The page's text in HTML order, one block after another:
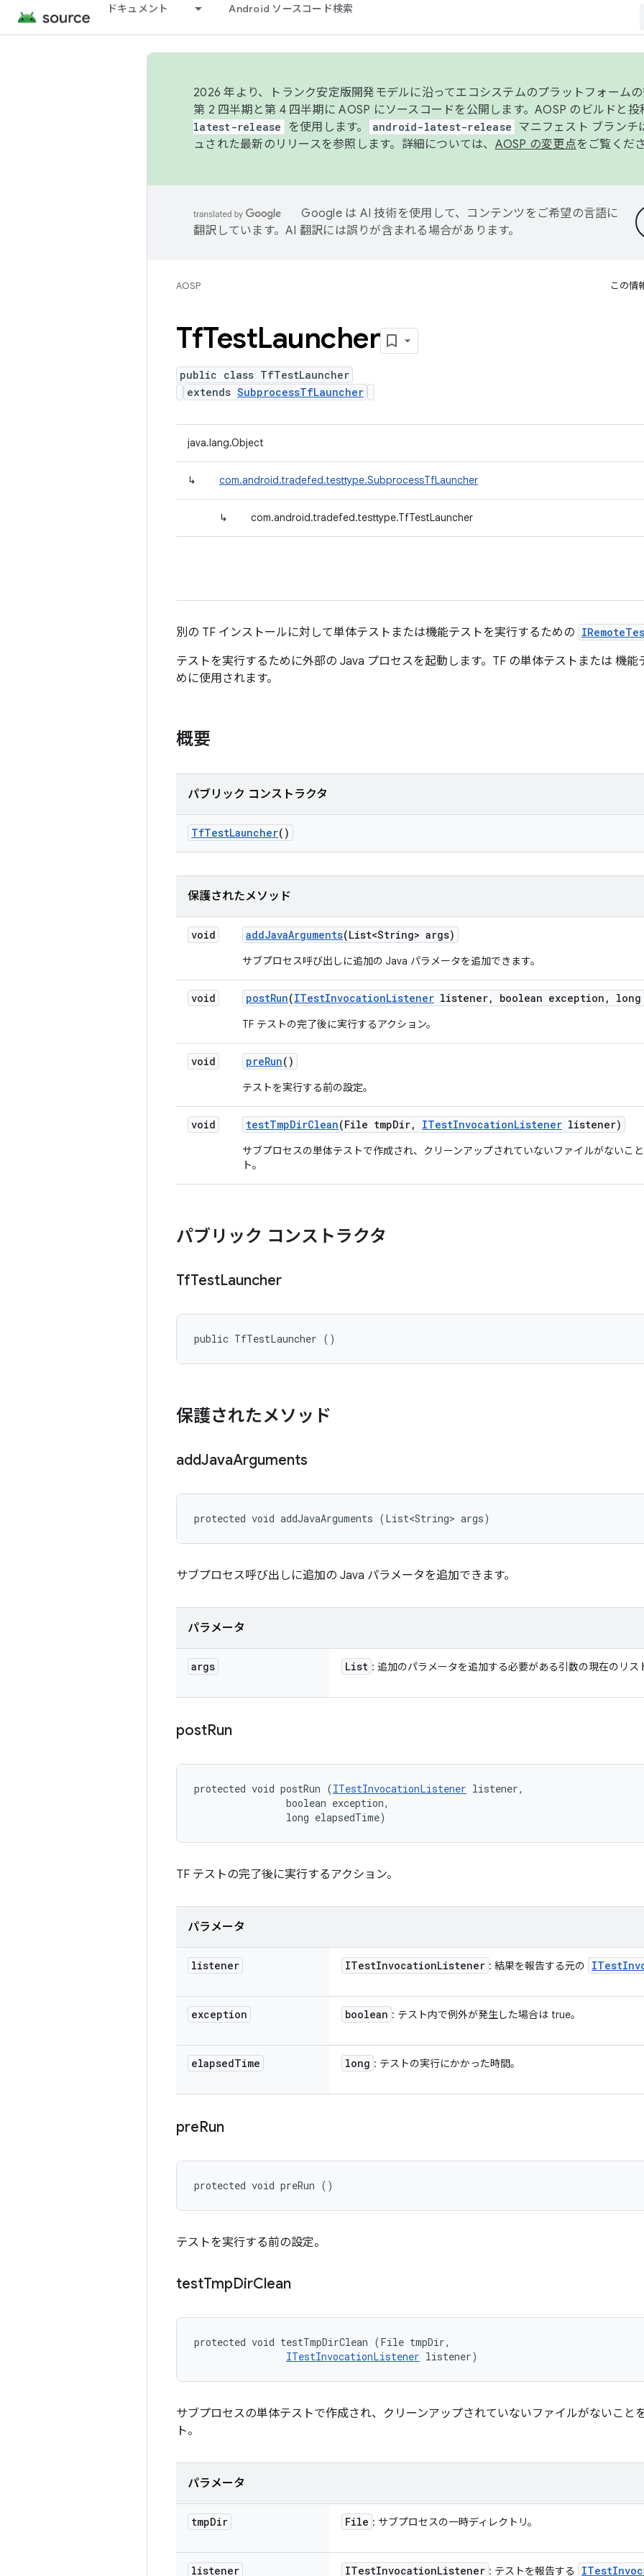
ドキュメント Android ソースコード検索
2026 年より、トランク安定版開発モデルに沿ってエコシステムのプラットフォーム
第 2 四半期と第 4 四半期に AOSP にソースコードを公開します。AOSP のビルドと投
latest-release を使用します。 android-latest-release マニフェスト ブランチ
ュされた最新のリリースを参照します。詳細については、 AOSP の変更点をご覧くだ
Google は AI 技術を使用して、コンテンツをご希望の言語に
翻訳しています。AI 翻訳には誤りが含まれる場合があります。
AOSP この情
TfTestLauncher
public class TfTestLauncher
extends SubprocessTfLauncher
java.lang.Object
↳ com.android.tradefed.testtype.SubprocessTfLauncher
↳ com.android.tradefed.testtype.TfTestLauncher
別の TF インストールに対して単体テストまたは機能テストを実行するための
テストを実行するために外部の Java プロセスを起動します。TF の単体テストまたは 機
めに使用されます。
概要
パブリック コンストラクタ
TfTestLauncher()
保護されたメソッド
void addJavaArguments(List<String> args)
サブプロセス呼び出しに追加の Java パラメータを追加できます。
void postRun(ITestInvocationListener listener, boolean exception , long
TF テストの完了後に実行するアクション。
void preRun()
テストを実行する前の設定。
void testTmpDirClean(File tmpDir, ITestInvocationListener listener)
サブプロセスの単体テストで作成され、クリーンアップされていないファイルがないこ
ト。
パブリック コンストラクタ
TfTestLauncher
public TfTestLauncher ()
保護されたメソッド
addJavaArguments
protected void addJavaArguments (List<String> args)
サブプロセス呼び出しに追加の Java パラメータを追加できます。
パラメータ
args List : 追加のパラメータを追加する必要がある引数の現在のリス
postRun
protected void postRun (ITestInvocationListener listener,
                boolean exception,
                long elapsedTime)
TF テストの完了後に実行するアクション。
パラメータ
listener ITestInvocationListener : 結果を報告する元の ITest
exception boolean : テスト内で例外が発生した場合は true。
elapsedTime long : テストの実行にかかった時間。
preRun
protected void preRun ()
テストを実行する前の設定。
testTmpDirClean
protected void testTmpDirClean (File tmpDir,
ITestInvocationListener listener)
サブプロセスの単体テストで作成され、クリーンアップされていないファイルがないこと
ト。
パラメータ
tmpDir File : サブプロセスの一時ディレクトリ。
listener ITestInvocationListener : テストを報告する ITest